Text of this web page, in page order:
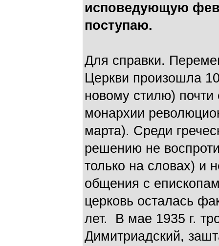
исповедующую
поступаю.
Для справки.
Церкви произошла
новому стилю)
монархии
марта). Среди
решению не
только на словах) и
общения с
церковь осталась
лет. В мае 1935 г.
Димитриадский,